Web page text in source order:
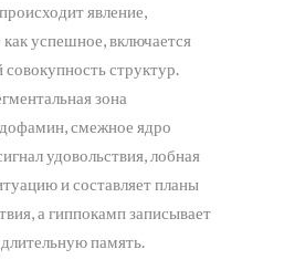
явление,
успешное, включается
структур.
зона
смежное ядро
удовольствия, лобная
и составляет планы
а гиппокамп записывает
память.